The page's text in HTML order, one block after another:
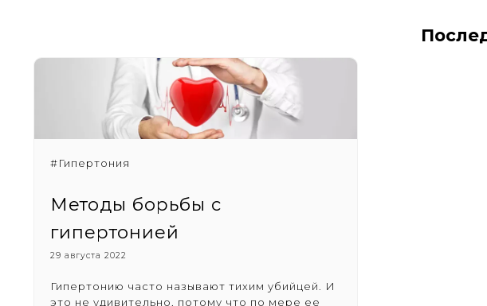
#Гипертония
Методы борьбы с
гипертонией
29 августа 2022
Гипертонию часто называют тихим убийцей. И
это не удивительно, потому что по мере ее